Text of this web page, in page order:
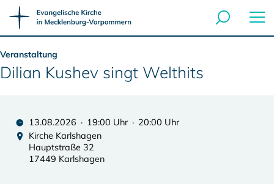
Veranstaltung
Dilian Kushev singt Welthits
13.08.2026 · 19:00 Uhr · 20:00 Uhr
Kirche Karlshagen
Hauptstraße 32
17449 Karlshagen